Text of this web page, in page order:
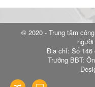
© 2020 - Trung tâm
Địa chỉ: Số 146
Trưởng BBT: